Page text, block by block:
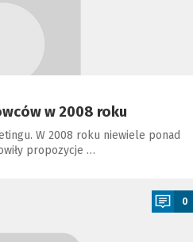
w 2008 roku
W 2008 roku niewiele ponad
propozycje …
0